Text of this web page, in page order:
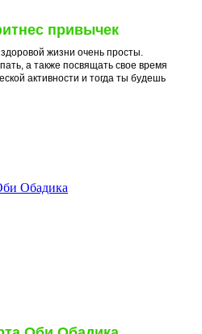
привычек
жизни очень просты.
а также посвящать свое время
активности и тогда ты будешь